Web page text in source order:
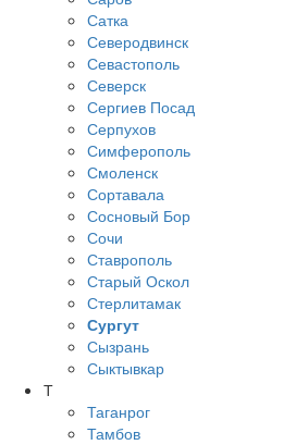
Сатка
Северодвинск
Севастополь
Северск
Сергиев Посад
Серпухов
Симферополь
Смоленск
Сортавала
Сосновый Бор
Сочи
Ставрополь
Старый Оскол
Стерлитамак
Сургут
Сызрань
Сыктывкар
Т
Таганрог
Тамбов